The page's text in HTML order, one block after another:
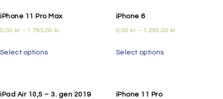
iPhone 11 Pro Max
0,00 kr. – 1.795,00 kr.
Select options
iPhone 6
0,00 kr. – 1.295,00 kr.
Select options
iPad Air 10,5 – 3. gen 2019
iPhone 11 Pro